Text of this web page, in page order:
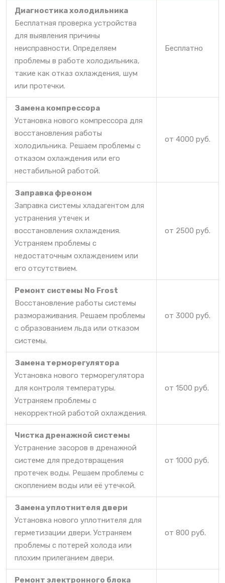
Диагностика холодильника
Бесплатная проверка устройства
для выявления причины
неисправности. Определяем
проблемы в работе холодильника,
такие как отказ охлаждения, шум
или протечки.
Бесплатно
Замена компрессора
Установка нового компрессора для
восстановления работы
холодильника. Решаем проблемы с
отказом охлаждения или его
нестабильной работой.
от 4000 руб.
Заправка фреоном
Заправка системы хладагентом для
устранения утечек и
восстановления охлаждения.
Устраняем проблемы с
недостаточным охлаждением или
его отсутствием.
от 2500 руб.
Ремонт системы No Frost
Восстановление работы системы
размораживания. Решаем проблемы
с образованием льда или отказом
системы.
от 3000 руб.
Замена терморегулятора
Установка нового терморегулятора
для контроля температуры.
Устраняем проблемы с
некорректной работой охлаждения.
от 1500 руб.
Чистка дренажной системы
Устранение засоров в дренажной
системе для предотвращения
протечек воды. Решаем проблемы с
скоплением воды или её утечкой.
от 1000 руб.
Замена уплотнителя двери
Установка нового уплотнителя для
герметизации двери. Устраняем
проблемы с потерей холода или
плохим прилеганием двери.
от 800 руб.
Ремонт электронного блока